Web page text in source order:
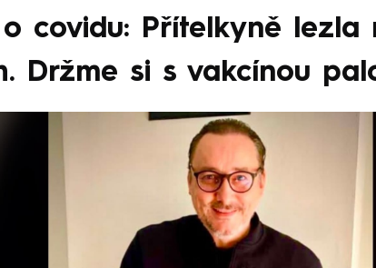
covidu: Přítelkyně lezla
Držme si s vakcínou